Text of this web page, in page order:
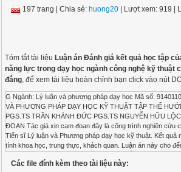
197 trang |Chia sẻ: huong20 | Lượt xem: 919 |
Tóm tắt tài liệu Luận án Đánh giá kết quả học tập
năng lực trong dạy học ngành công nghệ kỹ
đẳng, để xem tài liệu hoàn chỉnh bạn click vào nút
G Ngành: Lý luận và phương pháp dạy học Mã số: 9140110 LUẬN ÁN TIẾN SĨ LÝ LUẬN VÀ PHƯƠNG PHÁP DẠY HỌC KỸ THUẬT TẬP THỂ HƯỚNG DẪN KHOA HỌC: PGS.TS TRẦN KHÁNH ĐỨC PGS.TS NGUYỄN HỮU LỘC HÀ NỘI - 2020 i LỜI CAM ĐOAN Tác giả xin cam đoan đây là công trình nghiên cứu của riêng tác giả - Luận án Tiến sĩ Lý luận và Phương pháp dạy học kỹ thuật. Kết quả nghiên cứu được đảm bảo tính khoa học, trung thực, khách quan. Luận án này cho đến nay chưa từng được các tác giả khác công bố. Các thông tin trích dẫn trong luận án đều được ghi rõ nguồn gốc. Tác giả hoàn toàn chịu trách nhiệm về sự cam đoan của mình. Hà Nội, ngày 06 tháng 01 năm 2020 TM. Tập thể hướng dẫn Tác giả luận án PGS. TS Trần Khánh Đức Đinh Văn Đệ PGS. TS Nguyễn Hữu Lộc ii LỜI CẢM ƠN Để hoàn thành luận án Tiến sĩ Lý luận và Phương pháp dạy học kỹ thuật này. Tác giả xin chân thành cảm ơn: Thầy PGS. TS Trần Khánh Đức – Viện Sư phạm Kỹ thuật – trường Đại học Bách khoa Hà Nội – Thầy hướng dẫn chính và Thầy PGS. TS Nguyễn Hữu Lộc – Khoa Cơ khí – trường Đại học Bách khoa thành phố Hồ Chí Minh đã trực tiếp hướng dẫn tác giả hoàn thành luận án; Xin chân thành cảm ơn tập thể Cán bộ - Giảng viên Viện Sư phạm Kỹ thuật – Đại học Bách khoa Hà Nội và NGƯT. TS Phạm Hữu Lộc, Hiệu trưởng trường Cao đẳng Lý Tự Trọng thành phố Hồ Chí Minh đã tạo mọi điều kiện thuận lợi trong suốt thời gian nghiên cứu. Tác giả cũng xin chân thành cảm ơn tập thể Cán bộ quản lý, Giảng viên và sinh viên các Trường Cao đẳng trên địa bàn thành phố Hồ Chí Minh đã hỗ trợ và tạo điều kiện thuận lợi trong suốt thời gian nghiên cứu, khảo sát thực trạng trong khuôn khổ của Luận án. Cảm ơn gia đình, bạn bè và đồng nghiệp luôn động viên tác giả trong suốt thời gian làm luận án. Tác giả Đinh Văn Đệ iii MỤC LỤC DANH MỤC CÁC KÝ HIỆU VÀ CHỮ VIẾT TẮT ................................................ vii DANH MỤC CÁC BẢNG ......................................................................................... viii DANH MỤC CÁC HÌNH VẼ, ĐỒ THỊ, BIỂU ĐỒ ................................................... ix MỞ ĐẦU ......................................................................................................................... 1 Chuơng 1. CƠ SỞ LÝ LUẬN VỀ ĐÁNH GIÁ KẾT QUẢ HỌC TẬP CỦA SINH VIÊN THEO TIẾP CẬN NĂNG LỰC TRONG DẠY HỌC .................................... 8 1.1. Tổng quan nghiên cứu về đánh giá kết quả học tập theo năng lực ....................... 8 1.1.1. Những nghiên cứu ở nước ngoài .................................................................... 8 1.1.2. Những nghiên cứu ở trong nước ................................................................... 13 1.2. Các khái niệm cơ bản .......................................................................................... 17 1.2.1. Đánh giá ........................................................................................................ 17 1.2.2. Học tập và kết quả học tập ............................................................................ 18 1.2.3. Đánh giá kết quả học tập .............................................................................. 19 1.2.4. Năng lực và đánh giá kết quả học tập theo tiếp cận năng lực ...................... 19 1.3. Cơ sở lý luận dạy học phát triển năng lực trong đào tạo nghề nghiệp ................ 22 1.3.1. Khung đào tạo theo năng lực thực hiện gắn với thế giới việc làm ............... 22 1.3.2. Các thành tố cơ bản của quá trình dạy học ................................................... 23 1.4. Mục đích, yêu cầu, chức năng và các hình thức đánh giá kết quả học tập theo tiếp cận năng lực ............................................................................................................... 25 1.4.1. Mục đích kiểm tra đánh giá kết quả học tập theo tiếp cận năng lực ............ 25 1.4.2. Các yêu cầu của kiểm tra đánh giá theo tiếp cận năng lực ........................... 27 1.4.3. Các chức năng cơ bản của kiểm tra đánh giá kết quả học tập theo năng lực ................................................................................................................................ 28 1.4.4. Các hình thức kiểm tra đánh giá kết quả học tập theo tiếp cận năng lực ..... 29 1.4.5. Các phương pháp kiểm tra đánh giá kết quả học tập theo tiếp cận năng lực 32 1.4.5.1. Phương pháp quan sát ............................................................................ 32 1.4.5.2. Phương pháp vấn đáp ............................................................................. 32 1.4.5.3. Phương pháp kiểm tra viết ..................................................................... 32 1.4.6. Khung năng lực và bộ tiêu chí, qui trình, đặc điểm kiểm tra đánh giá kết quả học tập theo tiếp cận năng lực ................................................................................ 34 1.4.6.1. Khung năng lực ...................................................................................... 34 1.4.6.2. Bộ tiêu chí, qui trình đánh giá kết quả học tập theo tiếp cận năng lực .. 36 1.4.6.3. Đặc điểm và mô hình đánh giá kết quả học tập theo năng lực ............... 44 1.5. Các loại bài kiểm tra đánh giá và quy trình thiết kế hệ thống các bài kiểm tra đánh giá theo năng lực ........................................................................................................ 49 1.5.1. Các loại bài kiểm tra & đánh giá năng lực trong giáo dục kỹ thuật ............. 49 iv 1.5.2. Quy trình thiết kế bài kiểm tra đánh giá bằng tự luận và trắc nghiệm khách quan theo năng lực .................................................................................................. 50 1.5.3. Quy trình thiết kế bài kiểm tra đánh giá thực hành theo tiếp cận năng lực .. 55 CHƯƠNG 2. THỰC TRẠNG ĐÁNH GIÁ KẾT QUẢ HỌC TẬP CỦA SINH VIÊN THEO TIẾP CẬN NĂNG LỰC TRONG DẠY HỌC NGÀNH CÔNG NGHỆ CÔNG NGHỆ KỸ THUẬT CƠ KHÍỞ CÁC TRƯỜNG CAO ĐẲNG .................. 58 2.1. Thông tin chung về khảo sát thực trạng .............................................................. 58 2.1.1. Mục đích khảo sát ......................................................................................... 58 2.1.2. Phạm vi khảo sát ........................................................................................... 58 2.1.3. Đối tượng và cơ
Các file đính kèm theo tài liệu này: